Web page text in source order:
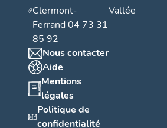
Clermont-
Ferrand 04 73 31
85 92
Nous contacter
Aide
Mentions
légales
Politique de
confidentialité
Vallée